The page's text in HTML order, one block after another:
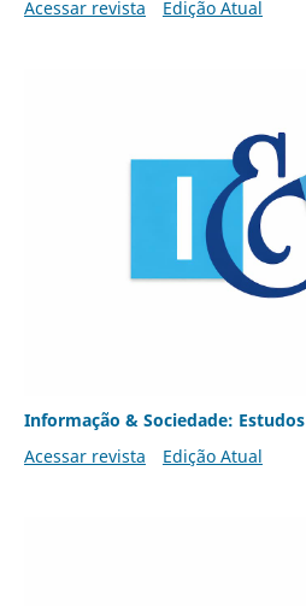
Acessar revista
Edição Atual
Informação & Sociedade: Estudos
Acessar revista
Edição Atual